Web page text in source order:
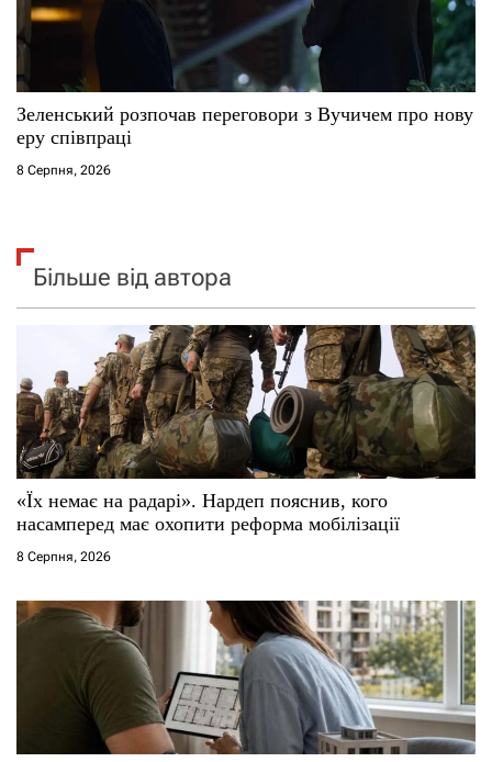
Зеленський розпочав переговори з Вучичем про нову
еру співпраці
8 Серпня, 2026
Більше від автора
«Їх немає на радарі». Нардеп пояснив, кого
насамперед має охопити реформа мобілізації
8 Серпня, 2026